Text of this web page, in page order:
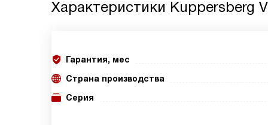
Характеристики Kuppersberg
Гарантия, мес
Страна производства
Серия